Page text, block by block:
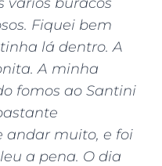
Fiquei bem
lá dentro. A
A minha
fomos ao Santini
andar muito, e foi
a pena. O dia